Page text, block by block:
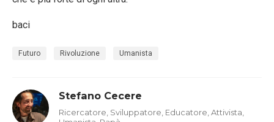
baci
Futuro Rivoluzione Umanista
Stefano Cecere
Ricercatore, Sviluppatore, Educatore, Attivista,